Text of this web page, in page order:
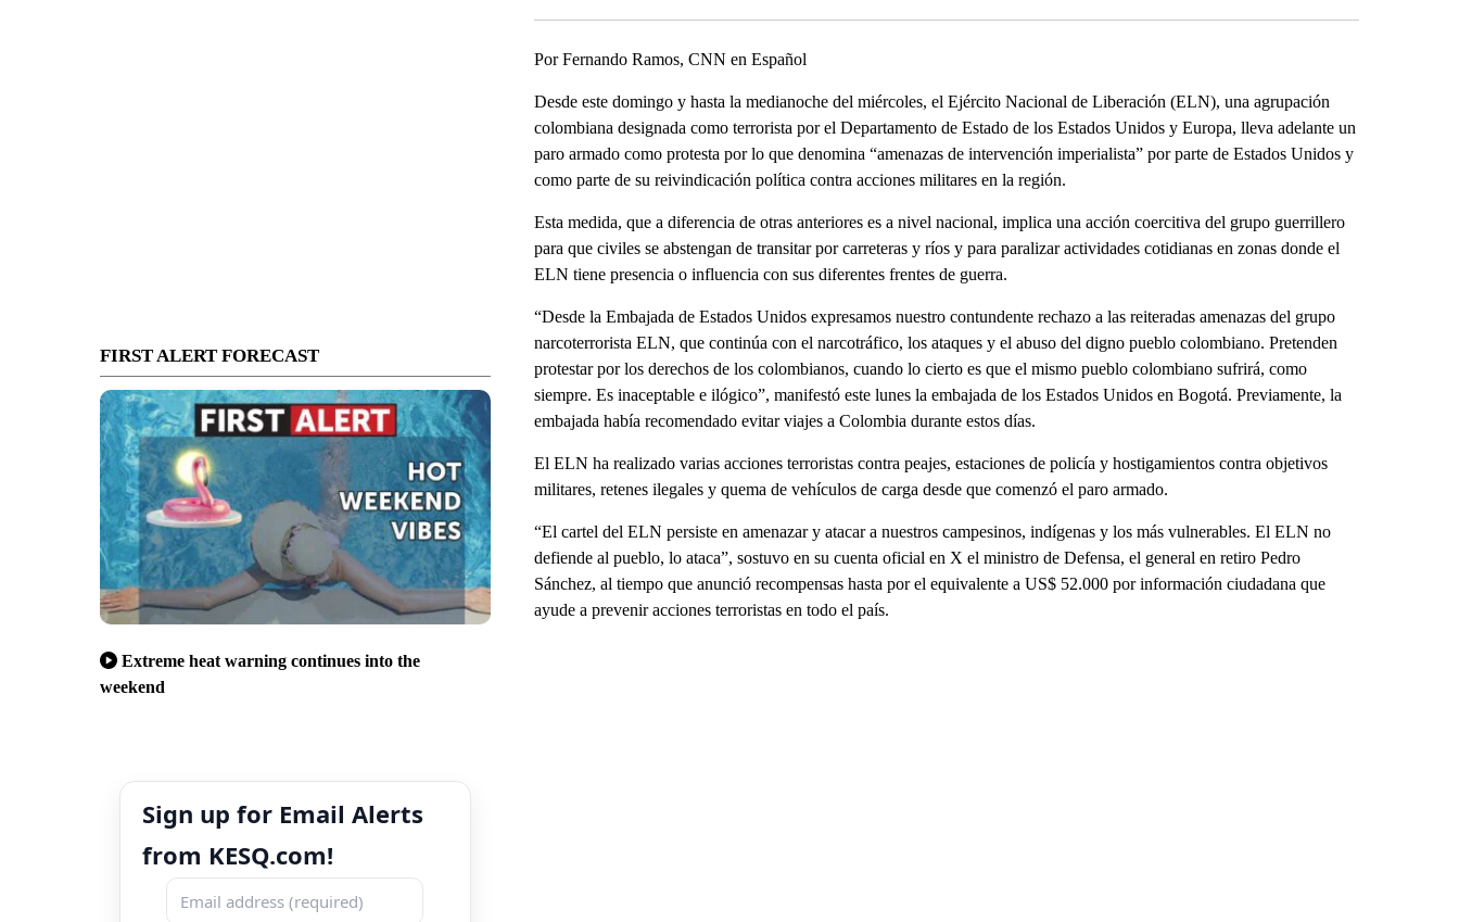
FIRST ALERT FORECAST
Extreme heat warning continues into the
weekend
Sign up for Email Alerts
from KESQ.com!
Por Fernando Ramos, CNN en Español
Desde este domingo y hasta la medianoche del miércoles, el Ejército Nacional de Liberación (ELN), una agrupación
colombiana designada como terrorista por el Departamento de Estado de los Estados Unidos y Europa, lleva adelante un
paro armado como protesta por lo que denomina “amenazas de intervención imperialista” por parte de Estados Unidos y
como parte de su reivindicación política contra acciones militares en la región.
Esta medida, que a diferencia de otras anteriores es a nivel nacional, implica una acción coercitiva del grupo guerrillero
para que civiles se abstengan de transitar por carreteras y ríos y para paralizar actividades cotidianas en zonas donde el
ELN tiene presencia o influencia con sus diferentes frentes de guerra.
“Desde la Embajada de Estados Unidos expresamos nuestro contundente rechazo a las reiteradas amenazas del grupo
narcoterrorista ELN, que continúa con el narcotráfico, los ataques y el abuso del digno pueblo colombiano. Pretenden
protestar por los derechos de los colombianos, cuando lo cierto es que el mismo pueblo colombiano sufrirá, como
siempre. Es inaceptable e ilógico”, manifestó este lunes la embajada de los Estados Unidos en Bogotá. Previamente, la
embajada había recomendado evitar viajes a Colombia durante estos días.
El ELN ha realizado varias acciones terroristas contra peajes, estaciones de policía y hostigamientos contra objetivos
militares, retenes ilegales y quema de vehículos de carga desde que comenzó el paro armado.
“El cartel del ELN persiste en amenazar y atacar a nuestros campesinos, indígenas y los más vulnerables. El ELN no
defiende al pueblo, lo ataca”, sostuvo en su cuenta oficial en X el ministro de Defensa, el general en retiro Pedro
Sánchez, al tiempo que anunció recompensas hasta por el equivalente a US$ 52.000 por información ciudadana que
ayude a prevenir acciones terroristas en todo el país.